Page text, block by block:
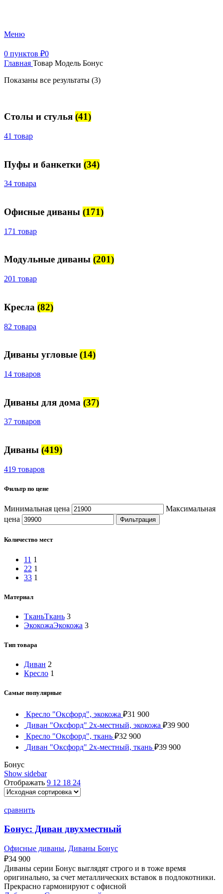
Меню
0 пунктов ₽0
Главная Товар Модель Бонус
Показаны все результаты (3)
Столы и стулья (41)
41 товар
Пуфы и банкетки (34)
34 товара
Офисные диваны (171)
171 товар
Модульные диваны (201)
201 товар
Кресла (82)
82 товара
Диваны угловые (14)
14 товаров
Диваны для дома (37)
37 товаров
Диваны (419)
419 товаров
Фильтр по цене
Минимальная цена
Максимальная
цена
Фильтрация
Количество мест
11 1
22 1
33 1
Материал
ТканьТкань 3
ЭкокожаЭкокожа 3
Тип товара
Диван 2
Кресло 1
Самые популярные
Кресло "Оксфорд", экокожа ₽31 900
Диван "Оксфорд" 2х-местный, экокожа ₽39 900
Кресло "Оксфорд", ткань ₽32 900
Диван "Оксфорд" 2х-местный, ткань ₽39 900
Бонус
Show sidebar
Отображать 9 12 18 24
сравнить
Бонус: Диван двухместный
Офисные диваны, Диваны Бонус
₽34 900
Диваны серии Бонус выглядят строго и в тоже время
оригинально, за счет металлических вставок в подлокотники.
Прекрасно гармонируют с офисной